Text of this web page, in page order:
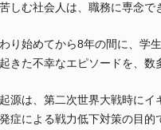
しむ社会人は、職務に専念で
り始めてから8年の間に、学
きた不幸なエピソードを、数
源は、第二次世界大戦時にイ
症による戦力低下対策の目的